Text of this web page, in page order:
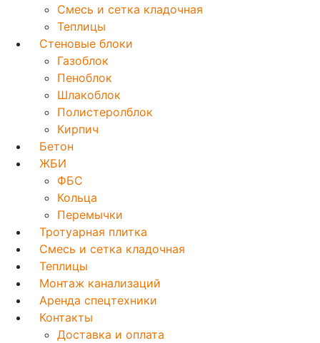
Смесь и сетка кладочная
Теплицы
Стеновые блоки
Газоблок
Пеноблок
Шлакоблок
Полистеролблок
Кирпич
Бетон
ЖБИ
ФБС
Кольца
Перемычки
Тротуарная плитка
Смесь и сетка кладочная
Теплицы
Монтаж канализаций
Аренда спецтехники
Контакты
Доставка и оплата